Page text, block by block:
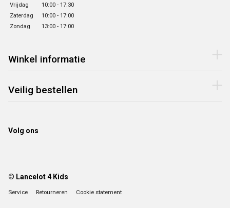
Vrijdag
10:00 - 17:30
Zaterdag
10:00 - 17:00
Zondag
13:00 - 17:00
Winkel informatie
Veilig bestellen
Volg ons
© Lancelot 4 Kids
Service Retourneren Cookie statement